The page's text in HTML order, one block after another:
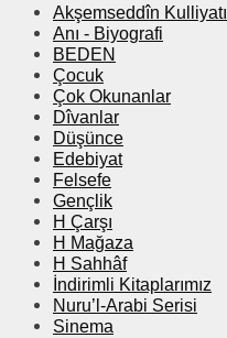
Akşemseddîn Kulliyatı
Anı - Biyografi
BEDEN
Çocuk
Çok Okunanlar
Dîvanlar
Düşünce
Edebiyat
Felsefe
Gençlik
H Çarşı
H Mağaza
H Sahhâf
İndirimli Kitaplarımız
Nuru’l-Arabi Serisi
Sinema